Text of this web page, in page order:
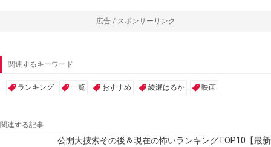
広告 / スポンサーリンク
関連するキーワード
ランキング 一覧 おすすめ 綾瀬はるか 映画
関連する記事
公開大捜索その後＆現在の怖いランキングTOP10【最新